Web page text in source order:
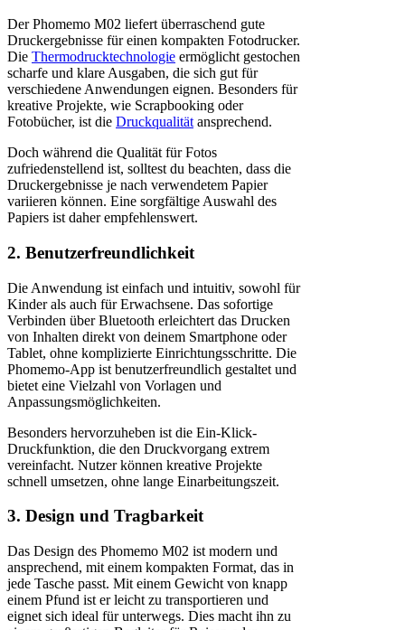
Der Phomemo M02 liefert überraschend gute
Druckergebnisse für einen kompakten Fotodrucker.
Die Thermodrucktechnologie ermöglicht gestochen
scharfe und klare Ausgaben, die sich gut für
verschiedene Anwendungen eignen. Besonders für
kreative Projekte, wie Scrapbooking oder
Fotobücher, ist die Druckqualität ansprechend.
Doch während die Qualität für Fotos
zufriedenstellend ist, solltest du beachten, dass die
Druckergebnisse je nach verwendetem Papier
variieren können. Eine sorgfältige Auswahl des
Papiers ist daher empfehlenswert.
2. Benutzerfreundlichkeit
Die Anwendung ist einfach und intuitiv, sowohl für
Kinder als auch für Erwachsene. Das sofortige
Verbinden über Bluetooth erleichtert das Drucken
von Inhalten direkt von deinem Smartphone oder
Tablet, ohne komplizierte Einrichtungsschritte. Die
Phomemo-App ist benutzerfreundlich gestaltet und
bietet eine Vielzahl von Vorlagen und
Anpassungsmöglichkeiten.
Besonders hervorzuheben ist die Ein-Klick-
Druckfunktion, die den Druckvorgang extrem
vereinfacht. Nutzer können kreative Projekte
schnell umsetzen, ohne lange Einarbeitungszeit.
3. Design und Tragbarkeit
Das Design des Phomemo M02 ist modern und
ansprechend, mit einem kompakten Format, das in
jede Tasche passt. Mit einem Gewicht von knapp
einem Pfund ist er leicht zu transportieren und
eignet sich ideal für unterwegs. Dies macht ihn zu